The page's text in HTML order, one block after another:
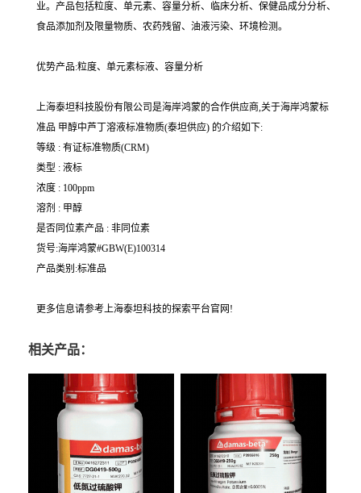
业。产品包括粒度、单元素、容量分析、临床分析、保健品成分分析、
食品添加剂及限量物质、农药残留、油液污染、环境检测。
优势产品:粒度、单元素标液、容量分析
上海泰坦科技股份有限公司是海岸鸿蒙的合作供应商,关于海岸鸿蒙标
准品 甲醇中芦丁溶液标准物质(泰坦供应) 的介绍如下:
等级 : 有证标准物质(CRM)
类型 : 液标
浓度 : 100ppm
溶剂 : 甲醇
是否同位素产品 : 非同位素
货号:海岸鸿蒙#GBW(E)100314
产品类别:标准品
更多信息请参考上海泰坦科技的探索平台官网!
相关产品：